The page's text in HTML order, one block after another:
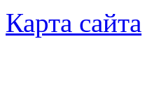
Карта сайта